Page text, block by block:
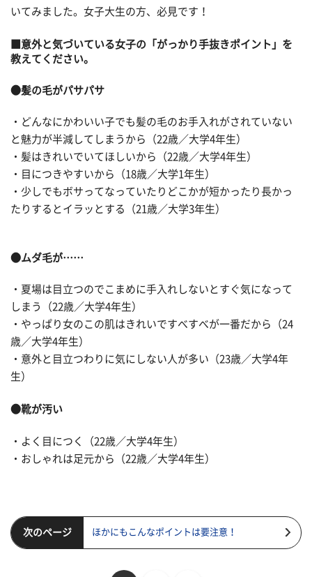
いてみました。女子大生の方、必見です！
■意外と気づいている女子の「がっかり手抜きポイント」を
教えてください。
●髪の毛がパサパサ
・どんなにかわいい子でも髪の毛のお手入れがされていない
と魅力が半減してしまうから（22歳／大学4年生）
・髪はきれいでいてほしいから（22歳／大学4年生）
・目につきやすいから（18歳／大学1年生）
・少しでもボサってなっていたりどこかが短かったり長かっ
たりするとイラッとする（21歳／大学3年生）
●ムダ毛が……
・夏場は目立つのでこまめに手入れしないとすぐ気になって
しまう（22歳／大学4年生）
・やっぱり女のこの肌はきれいですべすべが一番だから（24
歳／大学4年生）
・意外と目立つわりに気にしない人が多い（23歳／大学4年
生）
●靴が汚い
・よく目につく（22歳／大学4年生）
・おしゃれは足元から（22歳／大学4年生）
次のページ ほかにもこんなポイントは要注意！